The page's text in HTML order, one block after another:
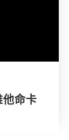
他命卡